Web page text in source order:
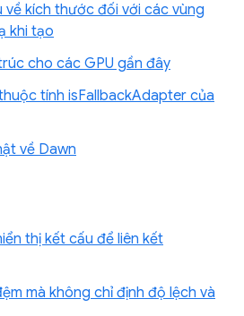
về kích thước đối với các vùng
khi tạo
cho các GPU gần đây
tính isFallbackAdapter của
về Dawn
thị kết cấu để liên kết
mà không chỉ định độ lệch và